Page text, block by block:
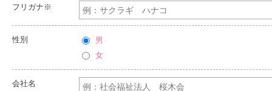
フリガナ※
性別
男
女
会社名